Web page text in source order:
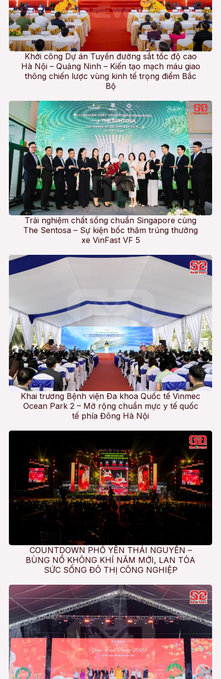
Khởi công Dự án Tuyến đường sắt tốc độ cao
Hà Nội – Quảng Ninh – Kiến tạo mạch máu giao
thông chiến lược vùng kinh tế trọng điểm Bắc
Bộ
Trải nghiệm chất sống chuẩn Singapore cùng
The Sentosa – Sự kiện bốc thăm trúng thưởng
xe VinFast VF 5
Khai trương Bệnh viện Đa khoa Quốc tế Vinmec
Ocean Park 2 – Mở rộng chuẩn mực y tế quốc
tế phía Đông Hà Nội
COUNTDOWN PHỔ YÊN THÁI NGUYÊN –
BÙNG NỔ KHÔNG KHÍ NĂM MỚI, LAN TỎA
SỨC SỐNG ĐÔ THỊ CÔNG NGHIỆP